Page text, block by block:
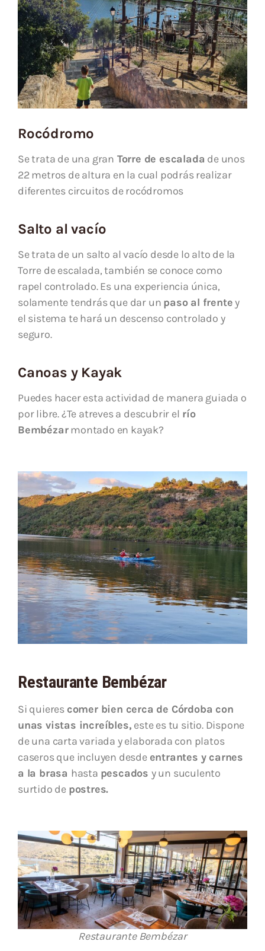
Rocódromo
Se trata de una gran Torre de escalada de unos
22 metros de altura en la cual podrás realizar
diferentes circuitos de rocódromos
Salto al vacío
Se trata de un salto al vacío desde lo alto de la
Torre de escalada, también se conoce como
rapel controlado. Es una experiencia única,
solamente tendrás que dar un paso al frentey
el sistema te hará un descenso controlado y
seguro.
Canoas y Kayak
Puedes hacer esta actividad de manera guiada o
por libre. ¿Te atreves a descubrir el río
Bembézarmontado en kayak?
Restaurante Bembézar
Si quieres comer bien cerca de Córdoba con
unas vistas increíbles, este es tu sitio. Dispone
de una carta variada y elaborada con platos
caseros que incluyen desde entrantes y carnes
a la brasa hasta pescados y un suculento
surtido de postres.
Restaurante Bembézar